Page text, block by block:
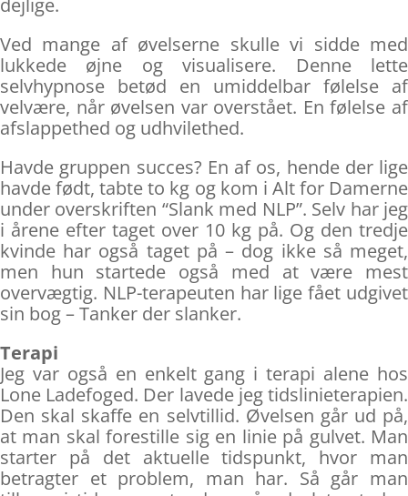
Ved mange af øvelserne skulle vi sidde med
lukkede øjne og visualisere. Denne lette
selvhypnose betød en umiddelbar følelse af
velvære, når øvelsen var overstået. En følelse af
afslappethed og udhvilethed.
Havde gruppen succes? En af os, hende der lige
havde født, tabte to kg og kom i Alt for Damerne
under overskriften “Slank med NLP”. Selv har jeg
i årene efter taget over 10 kg på. Og den tredje
kvinde har også taget på – dog ikke så meget,
men hun startede også med at være mest
overvægtig. NLP-terapeuten har lige fået udgivet
sin bog – Tanker der slanker.
Terapi
Jeg var også en enkelt gang i terapi alene hos
Lone Ladefoged. Der lavede jeg tidslinieterapien.
Den skal skaffe en selvtillid. Øvelsen går ud på,
at man skal forestille sig en linie på gulvet. Man
starter på det aktuelle tidspunkt, hvor man
betragter et problem, man har. Så går man